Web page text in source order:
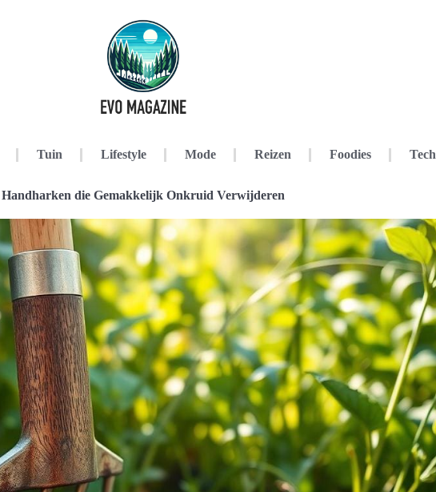
Tuin Lifestyle Mode Reizen Foodies Tech
Handharken die Gemakkelijk Onkruid Verwijderen